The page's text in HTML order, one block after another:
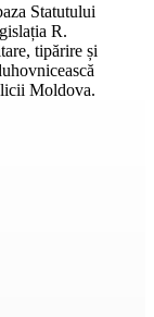
Statutului
R.
tipărire și
Moldova.